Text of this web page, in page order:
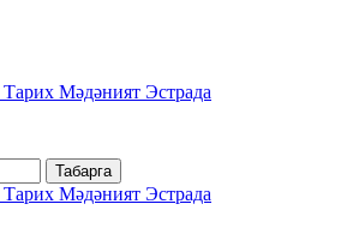
Тарих Мәдәният Эстрада
Табарга
Тарих Мәдәният Эстрада